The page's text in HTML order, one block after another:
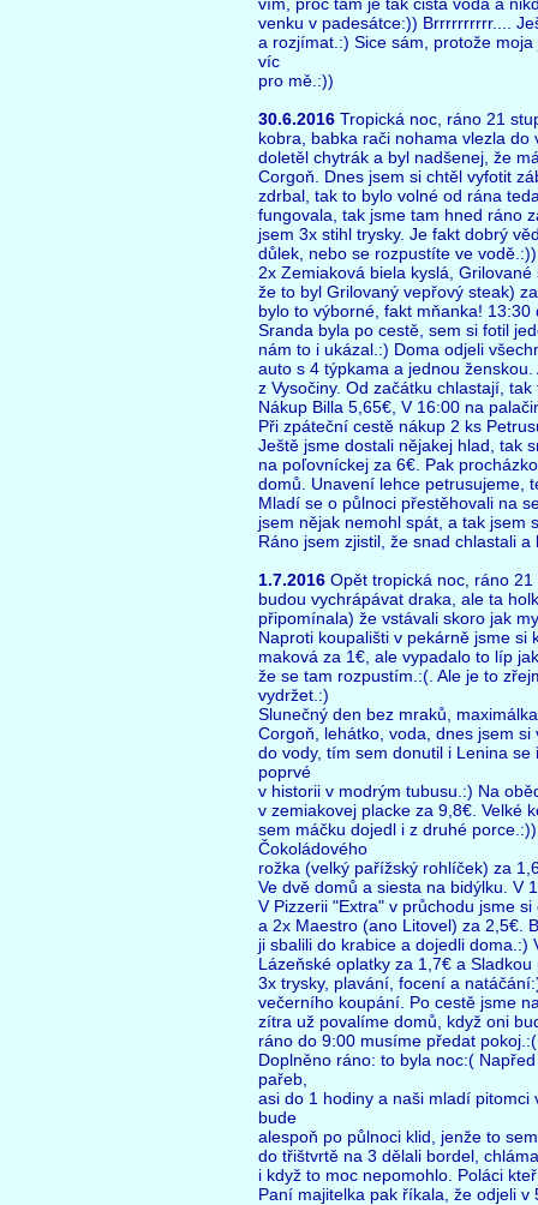
venku v padesátce:)) Brrrrrrrrrr....
a rozjímat.:) Sice sám, protože
víc
pro mě.:))
30.6.2016 Tropická noc, ráno 21
kobra, babka rači nohama vlezla
doletěl chytrák a byl nadšenej, že
Corgoň. Dnes jsem si chtěl vyfotit
zdrbal, tak to bylo volné od rána
fungovala, tak jsme tam hned ráno
jsem 3x stihl trysky. Je fakt dobrý
důlek, nebo se rozpustíte ve
2x Zemiaková biela kyslá,
že to byl Grilovaný vepřový steak)
bylo to výborné, fakt mňanka!
Sranda byla po cestě, sem si fotil
nám to i ukázal.:) Doma odjeli
auto s 4 týpkama a jednou
z Vysočiny. Od začátku chlastají,
Nákup Billa 5,65€, V 16:00 na
Při zpáteční cestě nákup 2 ks
Ještě jsme dostali nějakej hlad, tak
na poľovníckej za 6€. Pak
domů. Unavení lehce petrusujeme,
Mladí se o půlnoci přestěhovali na
jsem nějak nemohl spát, a tak jsem
Ráno jsem zjistil, že snad chlastali
1.7.2016 Opět tropická noc, ráno
budou vychrápávat draka, ale ta
připomínala) že vstávali skoro jak
Naproti koupališti v pekárně jsme si
maková za 1€, ale vypadalo to líp
že se tam rozpustím.:(. Ale je to
vydržet.:)
Slunečný den bez mraků,
Corgoň, lehátko, voda, dnes jsem
do vody, tím sem donutil i Lenina
poprvé
v historii v modrým tubusu.:) Na
v zemiakovej placke za 9,8€. Velké
sem máčku dojedl i z druhé
Čokoládového
rožka (velký pařížský rohlíček) za
Ve dvě domů a siesta na bidýlku. V
V Pizzerii "Extra" v průchodu jsme
a 2x Maestro (ano Litovel) za 2,5€.
ji sbalili do krabice a dojedli
Lázeňské oplatky za 1,7€ a
3x trysky, plavání, focení a
večerního koupání. Po cestě jsme
zítra už povalíme domů, když oni
ráno do 9:00 musíme předat pokoj.:(
Doplněno ráno: to byla noc:(
pařeb,
asi do 1 hodiny a naši mladí
bude
alespoň po půlnoci klid, jenže to
do třištvrtě na 3 dělali bordel,
i když to moc nepomohlo. Poláci
Paní majitelka pak říkala, že odjeli